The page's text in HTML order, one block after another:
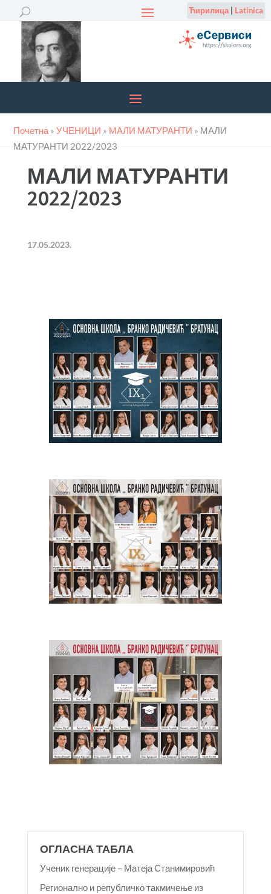
Ћирилица| Latinica
Почетна »УЧЕНИЦИ » МАЛИ МАТУРАНТИ » МАЛИ
МАТУРАНТИ 2022/2023
МАЛИ МАТУРАНТИ
2022/2023
17.05.2023.
ОГЛАСНА ТАБЛА
Ученик генерације – Матеја Станимировић
Регионално и републичко такмичење из